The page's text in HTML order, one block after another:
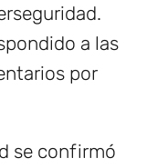
a las
por
se confirmó